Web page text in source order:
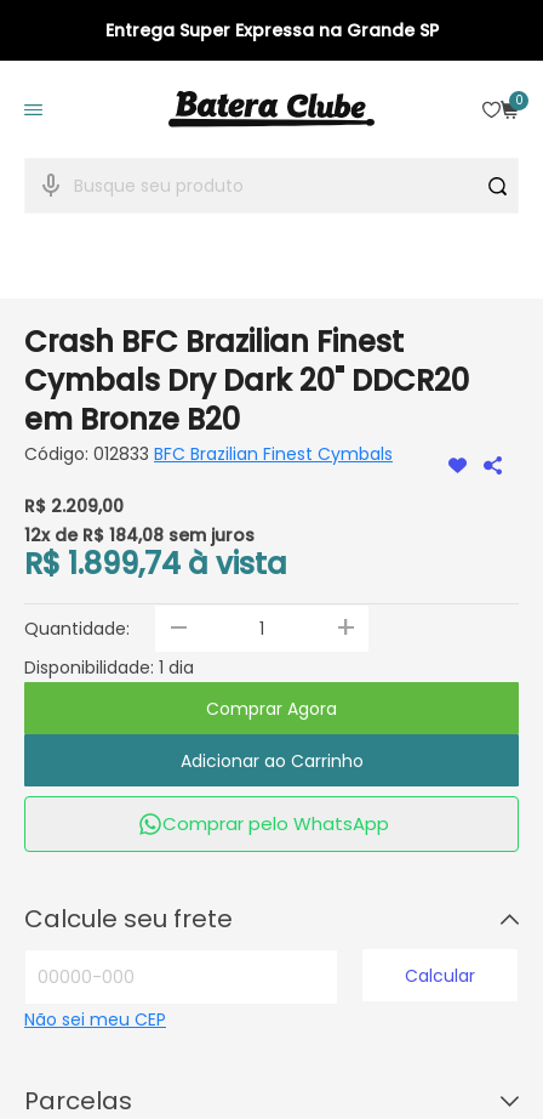
Entrega Super Expressa na Grande SP
23 anos de Batera Clube 0
Crash BFC Brazilian Finest
Cymbals Dry Dark 20" DDCR20
em Bronze B20
Código: 012833 BFC Brazilian Finest Cymbals
R$ 2.209,00
12x de R$ 184,08 sem juros
R$ 1.899,74 à vista
Quantidade: _ +
Disponibilidade: 1 dia
Comprar Agora
Adicionar ao Carrinho
Comprar pelo WhatsApp
Calcule seu frete
Calcular
Não sei meu CEP
Parcelas